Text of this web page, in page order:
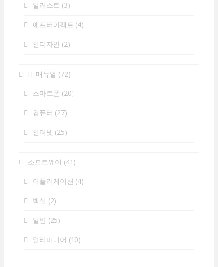
일러스트 (3)
에프터이펙트 (4)
인디자인 (2)
IT 매뉴얼 (72)
스마트폰 (20)
컴퓨터 (27)
인터넷 (25)
소프트웨어 (41)
어플리케이션 (4)
백신 (2)
일반 (25)
멀티미디어 (10)